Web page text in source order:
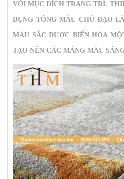
VỚI MỤC ĐÍCH TRANG TRÍ.
DỤNG TÔNG MÀU CHỦ ĐẠO
MÀU SẮC ĐƯỢC BIẾN HÓA
TẠO NÊN CÁC MẢNG MÀU